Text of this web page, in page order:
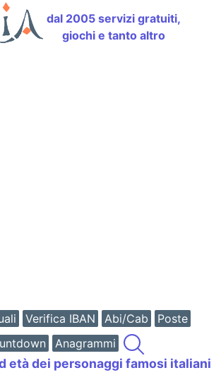
dal 2005 servizi gratuiti,
giochi e tanto altro
Verifica IBAN Abi/Cab
Poste
Anagrammi
età dei personaggi famosi italiani